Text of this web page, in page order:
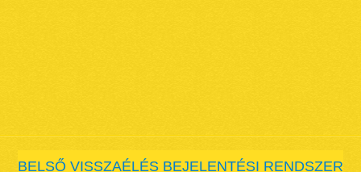
BELSŐ VISSZAÉLÉS BEJELENTÉSI RENDSZER